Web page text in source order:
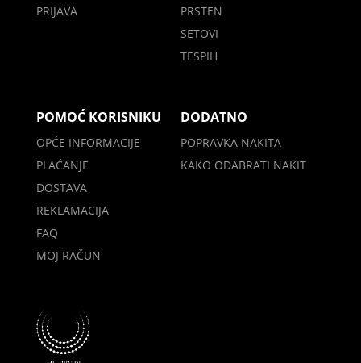
PRIJAVA
PRSTEN
SETOVI
TESPIH
POMOĆ KORISNIKU
OPĆE INFORMACIJE
PLAĆANJE
DOSTAVA
REKLAMACIJA
FAQ
MOJ RAČUN
DODATNO
POPRAVKA NAKITA
KAKO ODABRATI NAKIT